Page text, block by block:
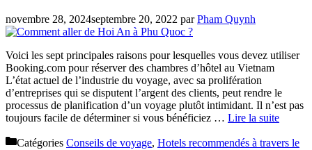
novembre 28, 2024septembre 20, 2022 parPham Quynh
Voici les sept principales raisons pour lesquelles vous devez utiliser
Booking.com pour réserver des chambres d’hôtel au Vietnam
L’état actuel de l’industrie du voyage, avec sa prolifération
d’entreprises qui se disputent l’argent des clients, peut rendre le
processus de planification d’un voyage plutôt intimidant. Il n’est pas
toujours facile de déterminer si vous bénéficiez … Lire la suite
Catégories Conseils de voyage, Hotels recommendés à travers le